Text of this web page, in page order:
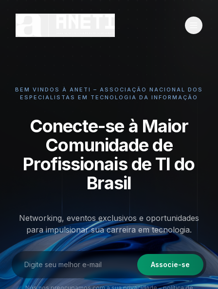
BEM VINDOS À ANETI – ASSOCIAÇÃO NACIONAL DOS
ESPECIALISTAS EM TECNOLOGIA DA INFORMAÇÃO
Conecte-se à Maior
Comunidade de
Profissionais de TI do
Brasil
Networking, eventos exclusivos e oportunidades
para impulsionar suacarreira em tecnologia.
Associe-se